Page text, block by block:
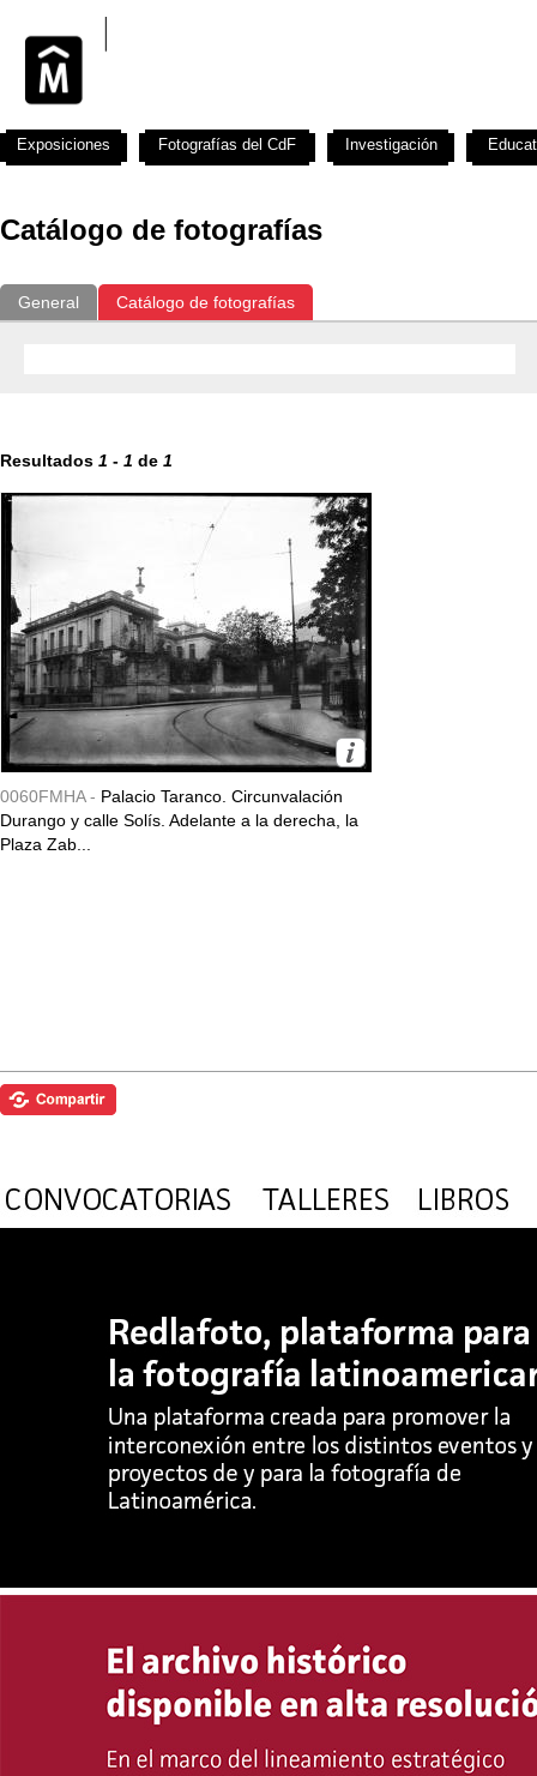
Catálogo de fotografías
General Catálogo de fotografías
Resultados 1 - 1 de 1
0060FMHA - Palacio Taranco. Circunvalación
Durango y calle Solís. Adelante a la derecha, la
Plaza Zab...
Exposiciones Fotografías del CdF Investigación